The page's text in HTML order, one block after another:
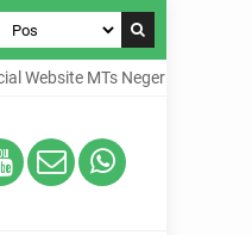
MTs Negeri 2 Jombang